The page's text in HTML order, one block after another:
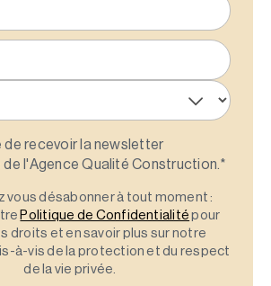
recevoir la newsletter
de l'Agence Qualité Construction.*
vous désabonner à tout moment :
Politique de Confidentialité pour
droits et en savoir plus sur notre
à-vis de la protection et du respect
de la vie privée.